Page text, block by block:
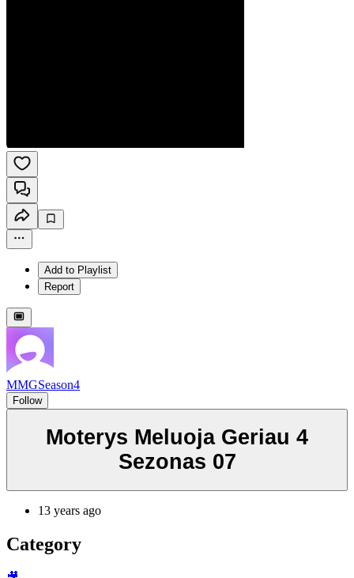
Add to Playlist
Report
MMGSeason4
Follow
Moterys Meluoja Geriau 4
Sezonas 07
13 years ago
Category